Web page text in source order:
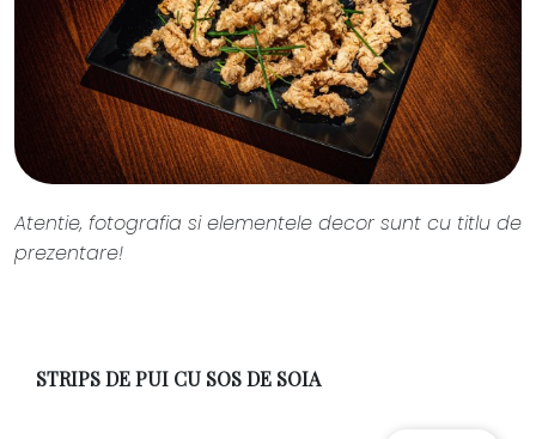
Atentie, fotografia si elementele decor sunt cu titlu de
prezentare!
STRIPS DE PUI CU SOS DE SOIA